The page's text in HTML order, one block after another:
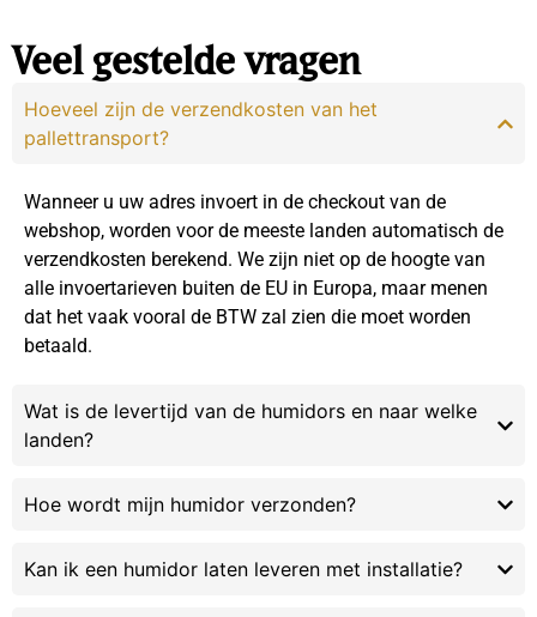
Veel gestelde vragen
Hoeveel zijn de verzendkosten van het
pallettransport?
Wanneer u uw adres invoert in de checkout van de
webshop, worden voor de meeste landen automatisch de
verzendkosten berekend. We zijn niet op de hoogte van
alle invoertarieven buiten de EU in Europa, maar menen
dat het vaak vooral de BTW zal zien die moet worden
betaald.
Wat is de levertijd van de humidors en naar welke
landen?
Hoe wordt mijn humidor verzonden?
Kan ik een humidor laten leveren met installatie?